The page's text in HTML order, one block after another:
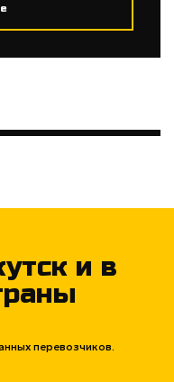
и в
перевозчиков.